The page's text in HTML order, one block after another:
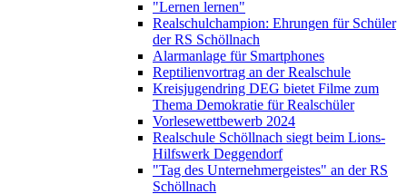
"Lernen lernen"
Realschulchampion: Ehrungen für Schüler
der RS Schöllnach
Alarmanlage für Smartphones
Reptilienvortrag an der Realschule
Kreisjugendring DEG bietet Filme zum
Thema Demokratie für Realschüler
Vorlesewettbewerb 2024
Realschule Schöllnach siegt beim Lions-
Hilfswerk Deggendorf
"Tag des Unternehmergeistes" an der RS
Schöllnach